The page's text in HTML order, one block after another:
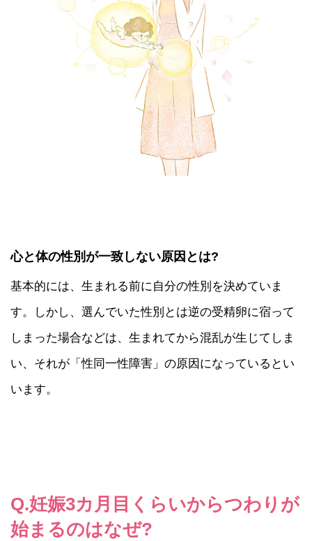
心と体の性別が一致しない原因とは?
基本的には、生まれる前に自分の性別を決めていま
す。しかし、選んでいた性別とは逆の受精卵に宿って
しまった場合などは、生まれてから混乱が生じてしま
い、それが「性同一性障害」の原因になっているとい
います。
Q.妊娠3カ月目くらいからつわりが
始まるのはなぜ?